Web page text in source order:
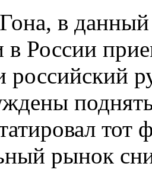
в
в России
российский
тот
рынок